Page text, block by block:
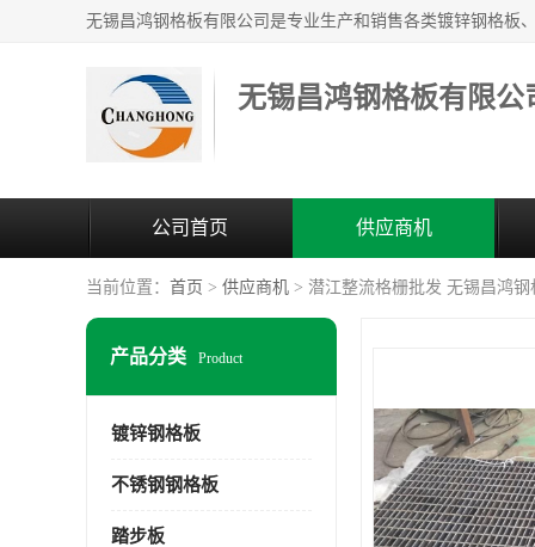
无锡昌鸿钢格板有限公
公司首页 供应商机
当前位置： 首页 > 供应商机 > 潜江整流格栅批发 无锡昌鸿
产品分类 Product
镀锌钢格板
不锈钢钢格板
踏步板